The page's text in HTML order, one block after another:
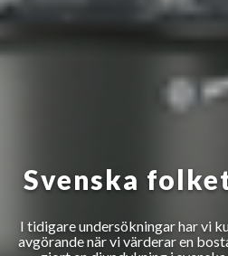
Svenska
I tidigare undersökningar har vi
avgörande när vi värderar en